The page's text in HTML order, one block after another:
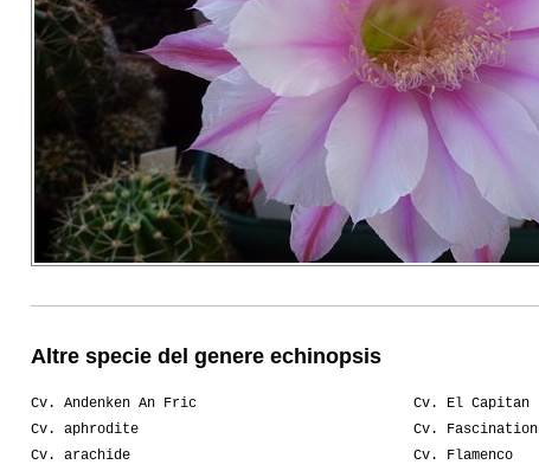
Altre specie del genere echinopsis
Cv. Andenken An Fric
Cv. aphrodite
Cv. arachide
Cv. El Capitan
Cv. Fascination
Cv. Flamenco